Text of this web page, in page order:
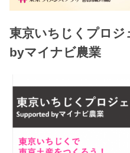
東京いちじくプロ
byマイナビ農業